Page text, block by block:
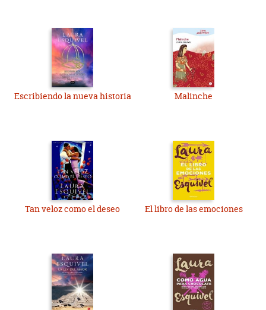
Escribiendo la nueva historia Malinche
Tan veloz como el deseo El libro de las emociones